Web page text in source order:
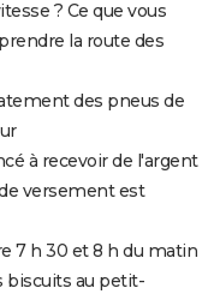
? Ce que vous
la route des
des pneus de
à recevoir de l'argent
versement est
7 h 30 et 8 h du matin
biscuits au petit-